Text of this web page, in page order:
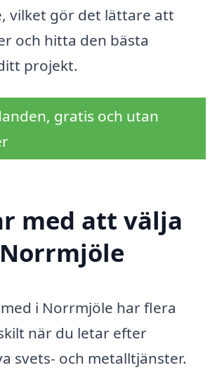
vilket gör det lättare att
och hitta den bästa
projekt.
gratis och utan
med att välja
i Norrmjöle har flera
när du letar efter
svets- och metalltjänster.